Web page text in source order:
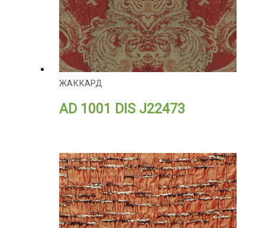
ЖАККАРД
AD 1001 DIS J22473